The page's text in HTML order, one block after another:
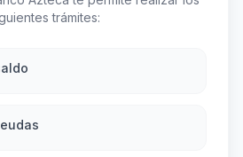
trámites: